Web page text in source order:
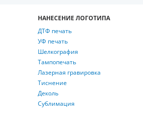
НАНЕСЕНИЕ ЛОГОТИПА
ДТФ печать
УФ печать
Шелкография
Тампопечать
Лазерная гравировка
Тиснение
Деколь
Сублимация